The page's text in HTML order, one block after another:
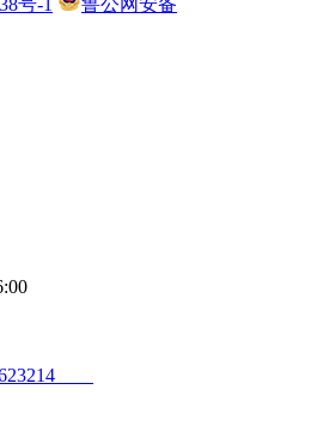
号-1
鲁公网安备